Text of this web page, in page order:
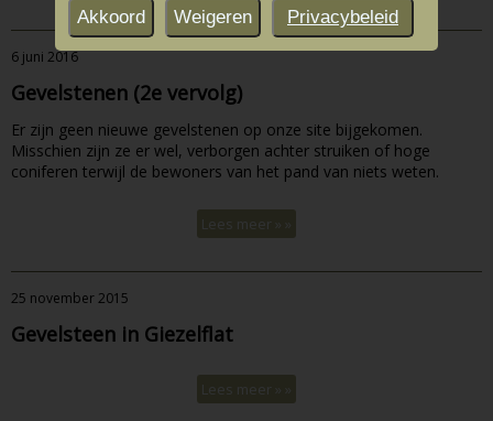
6 juni 2016
Gevelstenen (2e vervolg)
Er zijn geen nieuwe gevelstenen op onze site bijgekomen.
Misschien zijn ze er wel, verborgen achter struiken of hoge
coniferen terwijl de bewoners van het pand van niets weten.
Lees meer » »
25 november 2015
Gevelsteen in Giezelflat
Lees meer » »
Akkoord Weigeren Privacybeleid